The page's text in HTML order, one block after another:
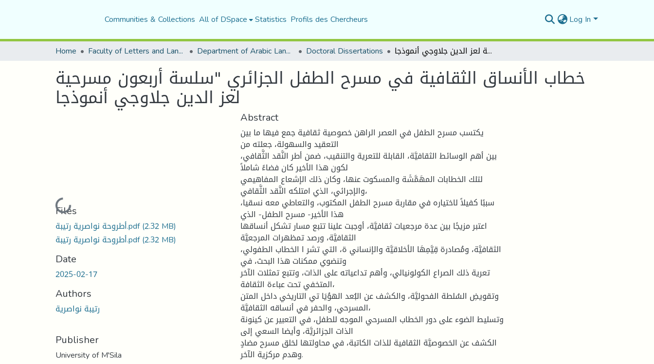
Communities & Collections All of DSpace Statistics Profils des Chercheurs Log In
Home Faculty of Letters and Languages Department of Arabic Language and Literature Doctoral Dissertations خطاب الأنساق الثقافية في مسرح الطفل الجزائري "سلسة أربعون مسرحية لعز الدين جلاوجي أنموذجا
خطاب الأنساق الثقافية في مسرح الطفل الجزائري "سلسة أربعون مسرحية
لعز الدين جلاوجي أنموذجا
Loading...
Files
أطروحة نواصرية رتيبة.pdf(2.32 MB)
أطروحة نواصرية رتيبة.pdf(2.32 MB)
Date
2025-02-17
Authors
رتیبة نواصریة
Publisher
University of M'Sila
Abstract
يكتسب مسرح الطفل في العصر الراهن خصوصية ثقافية جمع فيها ما بين
التعقيد والسهولة، جعلته من
بين أهم الوسائط الثقافيَّة، القابلة للتعرية والتنقيب، ضمن أطر النَّقد الثَّقافي،
لكون هذا الأخير كان فضاءً شاملاً
لتلك الخطابات المهَمَّشَة والمسكوت عنها، وكان ذلك الإشعاع المفاهيمي
والإجرائي، الذي امتلكه النَّقد الثَّقافي،
سببًا كفيلاً لاختياره في مقاربة مسرح الطفل المكتوب، والتعاطي معه نسقيا،
هذا الأخير- مسرح الطفل- الذي
اعتبر مزيجًا بين عدة مرجعيات ثقافيَّة، أوجبت علينا تتبع مسار تشكل أنساقها
الثقافيَّة، ورصد تمظهرات المرجعيَّة
الثقافيَّة، ومُصادرة قِيَّمِهَا الأخلاقيَّة والإنساني ة، التي تشر ا الخطاب الطفولي،
وتنضوي ممكنات هذا البحث، في
تعرية ذلك الصراع الكولونيالي، وأهم تداعياته على الذات، وتتبع تمثلات الآخر
المتخفي تحت عباءة الثقافة،
وتقويضِ السُلطة الفحوليَّة، والكشف عن البُعد الهوُيَا تي التاريخي داخل المتن
المسرحي، والحفر في أنساقه الثقافيَّة،
وتسليط الضوء على دور الخطاب المسرحي الموجه للطفل، في التعبير عن كينونة
الذات الجزائريَّة، وأيضا السعي إلى
الكشف عن الخصوصيَّة الثقافية للذات الكاتبة، في محاولتها لخلق مسرح مضادٍ
وهدم مركزية الآخر.